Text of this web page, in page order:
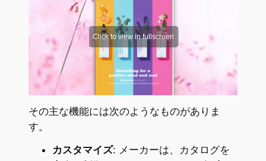
その主な機能には次のようなものがありま
す。
カスタマイズ: メーカーは、カタログを